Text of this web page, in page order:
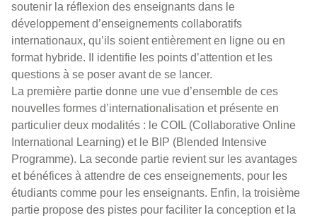
soutenir la réflexion des enseignants dans le
développement d’enseignements collaboratifs
internationaux, qu’ils soient entièrement en ligne ou en
format hybride. Il identifie les points d’attention et les
questions à se poser avant de se lancer.
La première partie donne une vue d’ensemble de ces
nouvelles formes d’internationalisation et présente en
particulier deux modalités : le COIL (Collaborative Online
International Learning) et le BIP (Blended Intensive
Programme). La seconde partie revient sur les avantages
et bénéfices à attendre de ces enseignements, pour les
étudiants comme pour les enseignants. Enfin, la troisième
partie propose des pistes pour faciliter la conception et la